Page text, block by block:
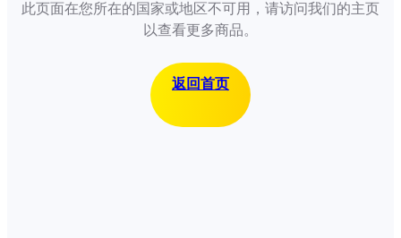
此页面在您所在的国家或地区不可用，请访问我们的主页
以查看更多商品。
返回首页